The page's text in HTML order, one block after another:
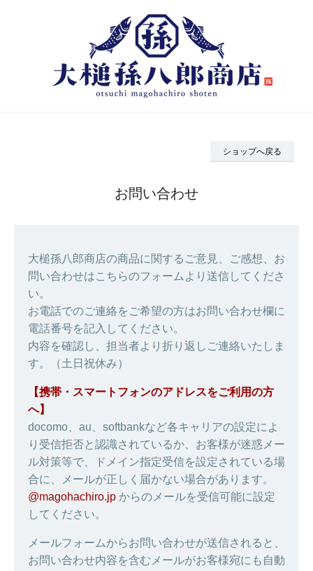
ショップへ戻る
お問い合わせ
大槌孫八郎商店の商品に関するご意見、ご感想、お
問い合わせはこちらのフォームより送信してくださ
い。
お電話でのご連絡をご希望の方はお問い合わせ欄に
電話番号を記入してください。
内容を確認し、担当者より折り返しご連絡いたしま
す。（土日祝休み）
【携帯・スマートフォンのアドレスをご利用の方
へ】
docomo、au、softbankなど各キャリアの設定によ
り受信拒否と認識されているか、お客様が迷惑メー
ル対策等で、ドメイン指定受信を設定されている場
合に、メールが正しく届かない場合があります。
@magohachiro.jp からのメールを受信可能に設定
してください。
メールフォームからお問い合わせが送信されると、
お問い合わせ内容を含むメールがお客様宛にも自動